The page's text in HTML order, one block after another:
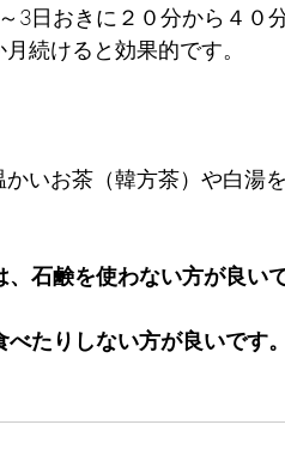
3日おきに２０分から４０分
続けると効果的です。
いお茶（韓方茶）や白湯
石鹸を使わない方が良いで
たりしない方が良いです。